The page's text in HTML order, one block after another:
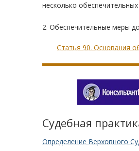
несколько
2. Обеспечительные меры
Статья 90. Основания
Судебная
Определение Верховного